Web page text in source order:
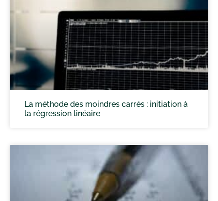
La méthode des moindres carrés : initiation à
la régression linéaire